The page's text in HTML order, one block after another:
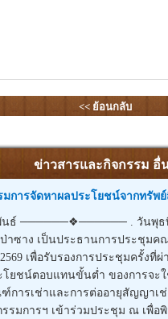
<< ย้อนกลับ
ข่าวสารและกิจกรรม อื่
การจัดหาผลประโยชน์จากทรัพย์
ธ์ ──────❖────── . วันพุธที่
าซาง เป็นประธานการประชุม
เพื่อรับรองการประชุมครั้ง
ยชน์ตอบแทนขั้นต่ำ ของการจะ
การเช่าและการต่ออายุสัญญาเ
รมการฯ เข้าร่วมประชุม ณ เพื่อพิ